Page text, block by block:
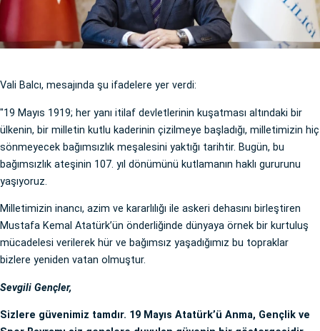
Vali Balcı, mesajında şu ifadelere yer verdi:
"19 Mayıs 1919; her yanı itilaf devletlerinin kuşatması altındaki bir
ülkenin, bir milletin kutlu kaderinin çizilmeye başladığı, milletimizin hiç
sönmeyecek bağımsızlık meşalesini yaktığı tarihtir. Bugün, bu
bağımsızlık ateşinin 107. yıl dönümünü kutlamanın haklı gururunu
yaşıyoruz.
Milletimizin inancı, azim ve kararlılığı ile askeri dehasını birleştiren
Mustafa Kemal Atatürk’ün önderliğinde dünyaya örnek bir kurtuluş
mücadelesi verilerek hür ve bağımsız yaşadığımız bu topraklar
bizlere yeniden vatan olmuştur.
Sevgili Gençler,
Sizlere güvenimiz tamdır. 19 Mayıs Atatürk’ü Anma, Gençlik ve